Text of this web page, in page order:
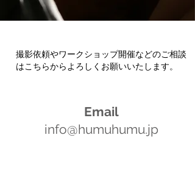
CONTA
CT
撮影依頼やワークショップ開催などのご相談
はこちらから​よろしくお願いいたします。
Email
info@humuhumu.jp